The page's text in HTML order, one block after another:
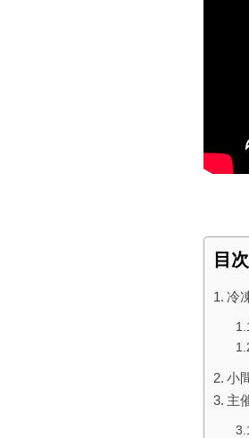
目次
冷
小
主